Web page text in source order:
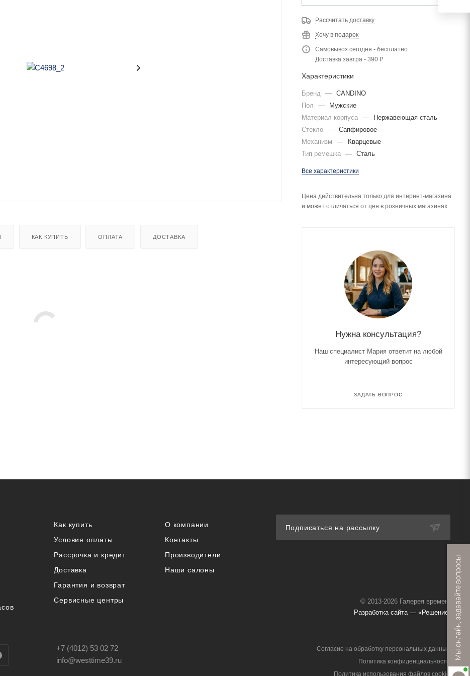
КАК КУПИТЬ ОПЛАТА ДОСТАВКА
Рассчитать доставку
Хочу в подарок
Самовывоз сегодня - бесплатно
Доставка завтра - 390 ₽
Характеристики
Бренд — CANDINO
Пол
—
Мужские
Материал корпуса —
Нержавеющая сталь
Стекло — Сапфировое
Механизм
—
Кварцевые
Тип ремешка — Сталь
Все характеристики
Цена действительна только для интернет-магазина
и может отличаться от цен в розничных магазинах
Нужна консультация?
Наш специалист Мария ответит на любой
интересующий вопрос
ЗАДАТЬ ВОПРОС
Как купить
Условия оплаты
Рассрочка и кредит
Доставка
Гарантия и возврат
Сервисные центры
О компании
Контакты
Производители
Наши салоны
Подписаться на рассылку
© 2013-2026 Галерея времени
Разработка сайта — «Решение»
+7 (4012) 53 02 72
info@westtime39.ru
Согласие на обработку персональных данных
Политика конфиденциальности
Политика использования файлов cookie
Мы онлайн, задавайте вопросы!